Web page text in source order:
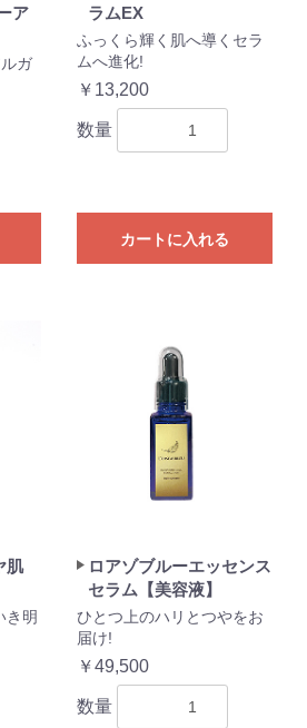
ア
ガ
ラムEX
ふっくら輝く肌へ導くセラ
ムへ進化!
￥13,200
数量
カートに入れる
肌
き明
ロアゾブルーエッセンス
セラム【美容液】
ひとつ上のハリとつやをお
届け!
￥49,500
数量